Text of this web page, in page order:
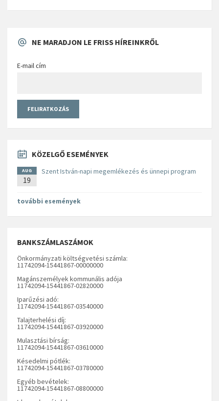
NE MARADJON LE FRISS HÍREINKRŐL
E-mail cím
KÖZELGŐ ESEMÉNYEK
AUG
19
Szent István-napi megemlékezés és ünnepi program
további események
BANKSZÁMLASZÁMOK
Önkormányzati költségvetési számla:
11742094-15441867-00000000
Magánszemélyek kommunális adója
11742094-15441867-02820000
Iparűzési adó:
11742094-15441867-03540000
Talajterhelési díj:
11742094-15441867-03920000
Mulasztási bírság:
11742094-15441867-03610000
Késedelmi pótlék:
11742094-15441867-03780000
Egyéb bevételek:
11742094-15441867-08800000